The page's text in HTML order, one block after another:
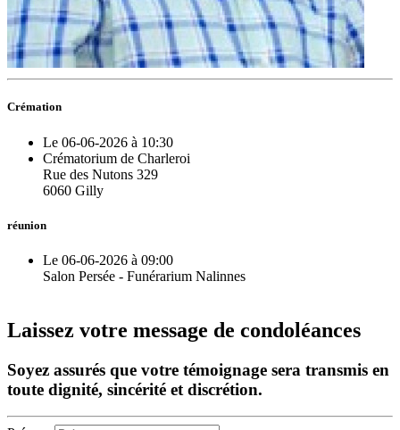
Crémation
Le 06-06-2026 à 10:30
Crématorium de Charleroi
Rue des Nutons 329
6060 Gilly
réunion
Le 06-06-2026 à 09:00
Salon Persée - Funérarium Nalinnes
Laissez votre message de condoléances
Soyez assurés que votre témoignage sera transmis en
toute dignité, sincérité et discrétion.